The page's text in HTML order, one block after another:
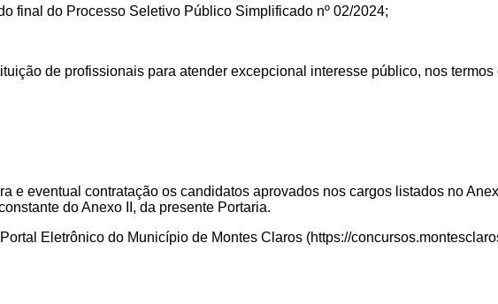
final do Processo Seletivo Público Simplificado nº 02/2024;
de profissionais para atender excepcional interesse público, nos
e eventual contratação os candidatos aprovados nos cargos listados no
do Anexo II, da presente Portaria.
Portal
Eletrônico do Município de Montes Claros (https://